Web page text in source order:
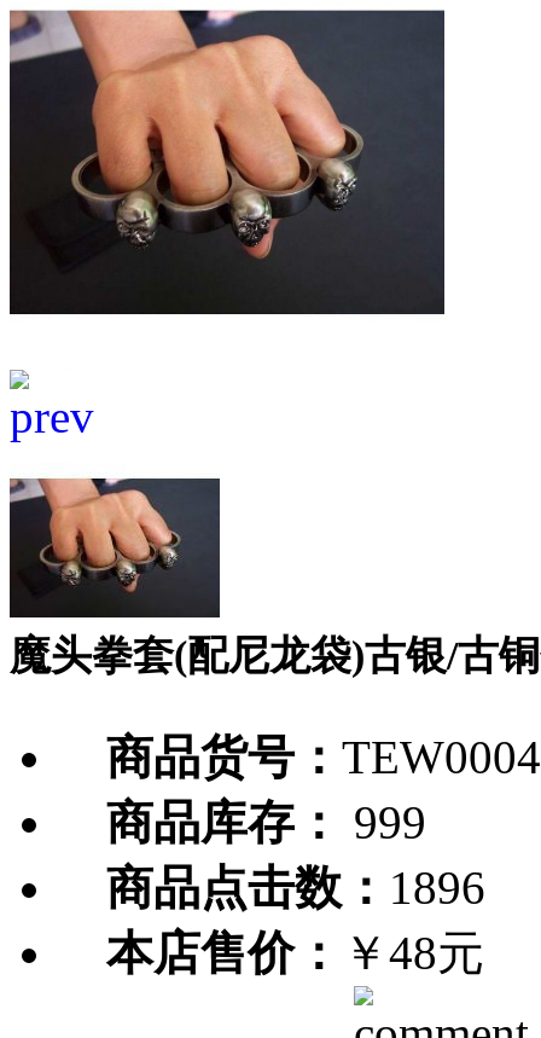
魔头拳套(配尼龙袋)古银/古
商品货号：
商品库存：
999
商品点击数： 1896
本店售价： ￥48元